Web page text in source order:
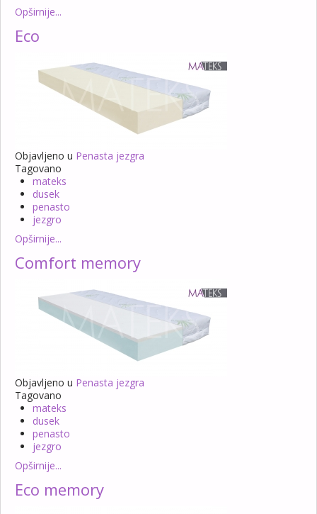
Opširnije...
Eco
Objavljeno u Penasta jezgra
Tagovano
mateks
dusek
penasto
jezgro
Opširnije...
Comfort memory
Objavljeno u Penasta jezgra
Tagovano
mateks
dusek
penasto
jezgro
Opširnije...
Eco memory